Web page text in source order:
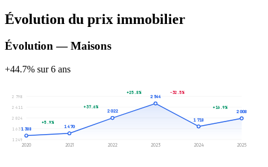
Évolution du prix immobilier
Évolution — Maisons
+44.7% sur 6 ans
1 249
1 637
2 024
2 411
2 798
1 388
2020
1 470
2021
2 022
2022
2 544
2023
1 718
2024
2 008
2025
+5.9%
+37.6%
+25.8% -32.5%
+16.9%